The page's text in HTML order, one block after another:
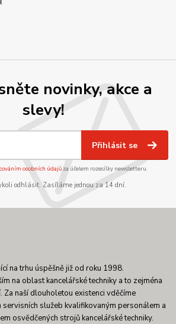
novinky, akce a
slevy!
Přihlásit se
osobních údajůza účelem rozesílky newsletteru.
odhlásit. Zasíláme jednou za 14 dní.
na trhu úspěšně již od roku 1998.
na oblast kancelářské techniky a to zejména
Za naší dlouholetou existenci vděčíme
služeb kvalifikovaným personálem a
osvědčených strojů kancelářské techniky.